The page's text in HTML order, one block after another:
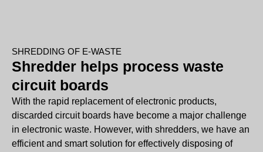
SHREDDING OF E-WASTE
Shredder helps process waste
circuit boards
With the rapid replacement of electronic products,
discarded circuit boards have become a major challenge
in electronic waste. However, with shredders, we have an
efficient and smart solution for effectively disposing of